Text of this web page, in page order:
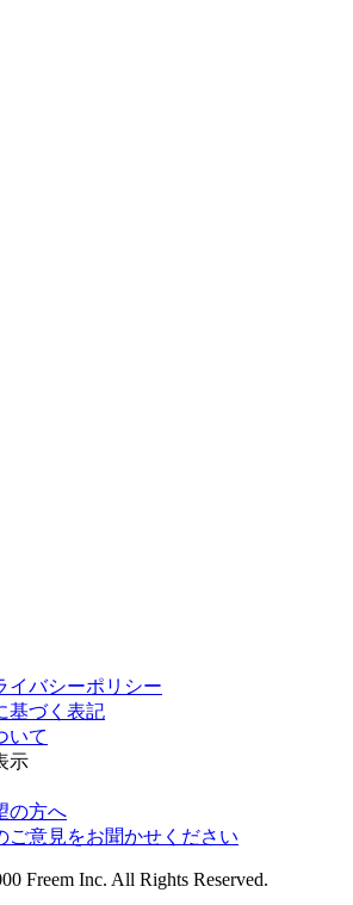
イバシーポリシー
基づく表記
いて
示
の方へ
ご意見をお聞かせください
Freem Inc. All Rights Reserved.